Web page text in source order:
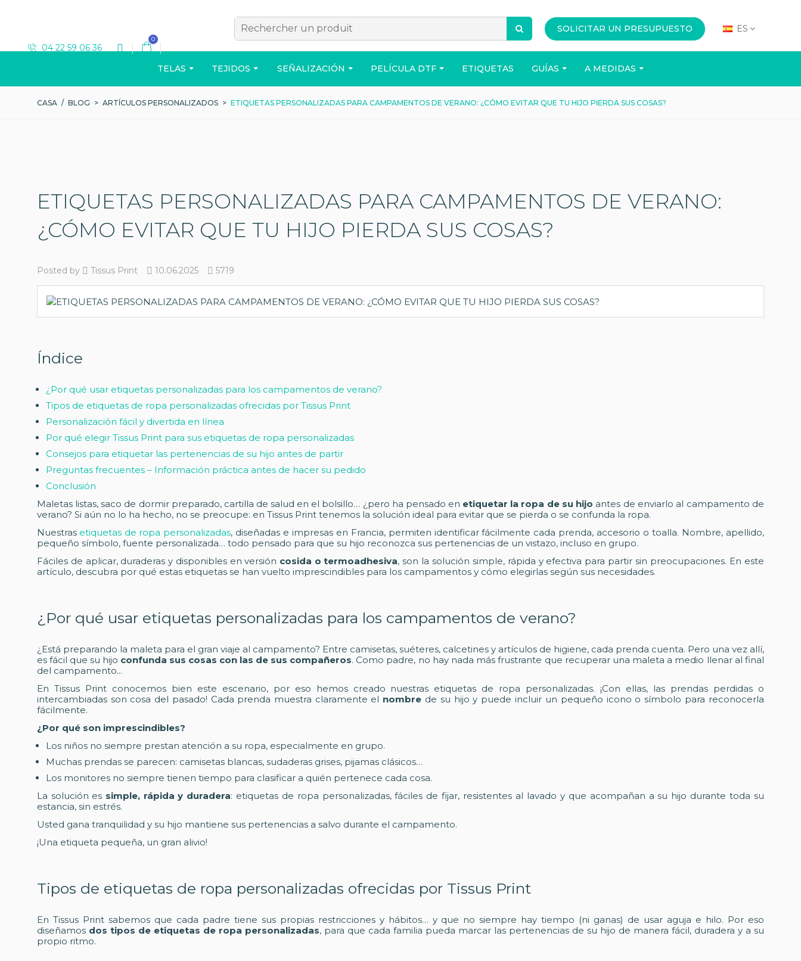
SOLICITAR UN PRESUPUESTO
ES
04 22 59 06 36
0
TELAS TEJIDOS
T-SHIRT ACCESORIOS BOLSO CASA OFICINA
Ver el catálogo
SEÑALIZACIÓN PELÍCULA DTF ETIQUETAS GUÍAS A MEDIDAS
CASA / BLOG > ARTÍCULOS PERSONALIZADOS > ETIQUETAS PERSONALIZADAS PARA CAMPAMENTOS DE VERANO: ¿CÓMO EVITAR QUE TU HIJO PIERDA SUS COSAS?
ETIQUETAS PERSONALIZADAS PARA CAMPAMENTOS DE VERANO:
¿CÓMO EVITAR QUE TU HIJO PIERDA SUS COSAS?
Posted by Tissus Print 10.06.2025 5719
Índice
¿Por qué usar etiquetas personalizadas para los campamentos de verano?
Tipos de etiquetas de ropa personalizadas ofrecidas por Tissus Print
Personalización fácil y divertida en línea
Por qué elegir Tissus Print para sus etiquetas de ropa personalizadas
Consejos para etiquetar las pertenencias de su hijo antes de partir
Preguntas frecuentes – Información práctica antes de hacer su pedido
Conclusión
Maletas listas, saco de dormir preparado, cartilla de salud en el bolsillo… ¿pero ha pensado en etiquetar la ropa de su hijo antes de enviarlo al campamento de
verano? Si aún no lo ha hecho, no se preocupe: en Tissus Print tenemos la solución ideal para evitar que se pierda o se confunda la ropa.
Nuestras etiquetas de ropa personalizadas, diseñadas e impresas en Francia, permiten identificar fácilmente cada prenda, accesorio o toalla. Nombre, apellido,
pequeño símbolo, fuente personalizada… todo pensado para que su hijo reconozca sus pertenencias de un vistazo, incluso en grupo.
Fáciles de aplicar, duraderas y disponibles en versión cosida o termoadhesiva, son la solución simple, rápida y efectiva para partir sin preocupaciones. En este
artículo, descubra por qué estas etiquetas se han vuelto imprescindibles para los campamentos y cómo elegirlas según sus necesidades.
¿Por qué usar etiquetas personalizadas para los campamentos de verano?
¿Está preparando la maleta para el gran viaje al campamento? Entre camisetas, suéteres, calcetines y artículos de higiene, cada prenda cuenta. Pero una vez allí,
es fácil que su hijo confunda sus cosas con las de sus compañeros. Como padre, no hay nada más frustrante que recuperar una maleta a medio llenar al final
del campamento...
En Tissus Print conocemos bien este escenario, por eso hemos creado nuestras etiquetas de ropa personalizadas. ¡Con ellas, las prendas perdidas o
intercambiadas son cosa del pasado! Cada prenda muestra claramente el nombre de su hijo y puede incluir un pequeño icono o símbolo para reconocerla
fácilmente.
¿Por qué son imprescindibles?
Los niños no siempre prestan atención a su ropa, especialmente en grupo.
Muchas prendas se parecen: camisetas blancas, sudaderas grises, pijamas clásicos…
Los monitores no siempre tienen tiempo para clasificar a quién pertenece cada cosa.
La solución es simple, rápida y duradera: etiquetas de ropa personalizadas, fáciles de fijar, resistentes al lavado y que acompañan a su hijo durante toda su
estancia, sin estrés.
Usted gana tranquilidad y su hijo mantiene sus pertenencias a salvo durante el campamento.
¡Una etiqueta pequeña, un gran alivio!
Tipos de etiquetas de ropa personalizadas ofrecidas por Tissus Print
En Tissus Print sabemos que cada padre tiene sus propias restricciones y hábitos… y que no siempre hay tiempo (ni ganas) de usar aguja e hilo. Por eso
diseñamos dos tipos de etiquetas de ropa personalizadas, para que cada familia pueda marcar las pertenencias de su hijo de manera fácil, duradera y a su
propio ritmo.